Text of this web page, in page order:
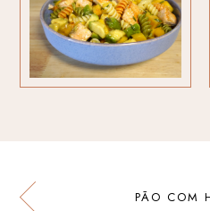
PÃO COM